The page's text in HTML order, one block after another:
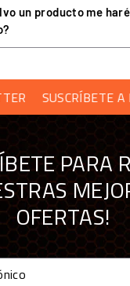
para los volantes
con el XF1
es compatible el
un producto me
SUSCRÍBETE A
PARA
OFERTAS!